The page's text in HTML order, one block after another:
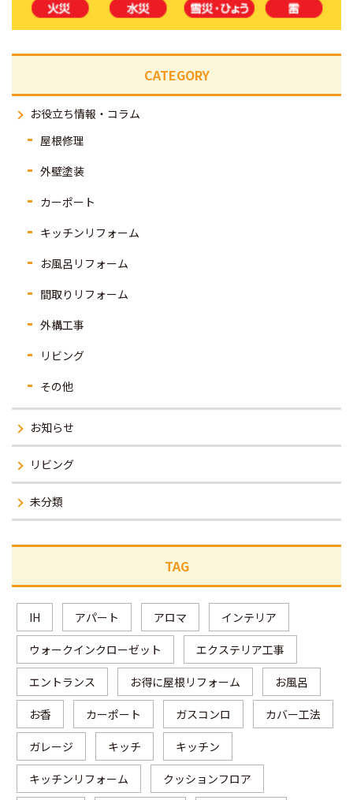
CATEGORY
お役立ち情報・コラム
屋根修理
外壁塗装
カーポート
キッチンリフォーム
お風呂リフォーム
間取りリフォーム
外構工事
リビング
その他
お知らせ
リビング
未分類
TAG
IH アパート アロマ インテリア
ウォークインクローゼット エクステリア工事
エントランス お得に屋根リフォーム お風呂
お香 カーポート ガスコンロ カバー工法
ガレージ キッチ キッチン
キッチンリフォーム クッションフロア